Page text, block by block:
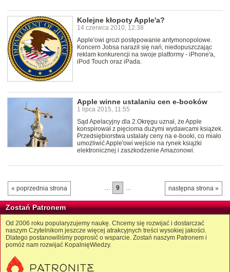
Kolejne kłopoty Apple'a?
14 czerwca 2010, 12:38
Apple'owi grozi postępowanie antymonopolowe.
Koncern Jobsa naraził się nań, niedopuszczając
reklam konkurencji na swoje platformy - iPhone'a,
iPod Touch oraz iPada.
Apple winne ustalaniu cen e-booków
1 lipca 2015, 11:55
Sąd Apelacyjny dla 2.Okręgu uznał, że Apple
konspirował z pięcioma dużymi wydawcami książek.
Przedsiębiorstwa ustalały ceny na e-booki, co miało
umożliwić Apple'owi wejście na rynek książki
elektronicznej i zaszkodzenie Amazonowi.
« poprzednia strona następna strona »
… 9 …
Zostań Patronem
Od 2006 roku popularyzujemy naukę. Chcemy się rozwijać i dostarczać
naszym Czytelnikom jeszcze więcej atrakcyjnych treści wysokiej jakości.
Dlatego postanowiliśmy poprosić o wsparcie. Zostań naszym Patronem i
pomóż nam rozwijać KopalnięWiedzy.